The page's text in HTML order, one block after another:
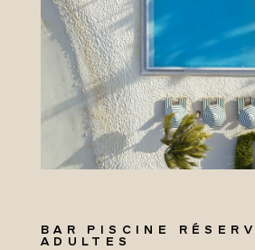
BAR PISCINE
ADULTES